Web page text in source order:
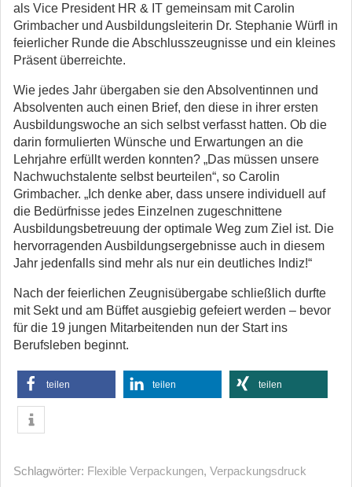
als Vice President HR & IT gemeinsam mit Carolin
Grimbacher und Ausbildungsleiterin Dr. Stephanie Würfl in
feierlicher Runde die Abschlusszeugnisse und ein kleines
Präsent überreichte.
Wie jedes Jahr übergaben sie den Absolventinnen und
Absolventen auch einen Brief, den diese in ihrer ersten
Ausbildungswoche an sich selbst verfasst hatten. Ob die
darin formulierten Wünsche und Erwartungen an die
Lehrjahre erfüllt werden konnten? „Das müssen unsere
Nachwuchstalente selbst beurteilen“, so Carolin
Grimbacher. „Ich denke aber, dass unsere individuell auf
die Bedürfnisse jedes Einzelnen zugeschnittene
Ausbildungsbetreuung der optimale Weg zum Ziel ist. Die
hervorragenden Ausbildungsergebnisse auch in diesem
Jahr jedenfalls sind mehr als nur ein deutliches Indiz!“
Nach der feierlichen Zeugnisübergabe schließlich durfte
mit Sekt und am Büffet ausgiebig gefeiert werden – bevor
für die 19 jungen Mitarbeitenden nun der Start ins
Berufsleben beginnt.
teilen teilen teilen
Schlagwörter: Flexible Verpackungen, Verpackungsdruck